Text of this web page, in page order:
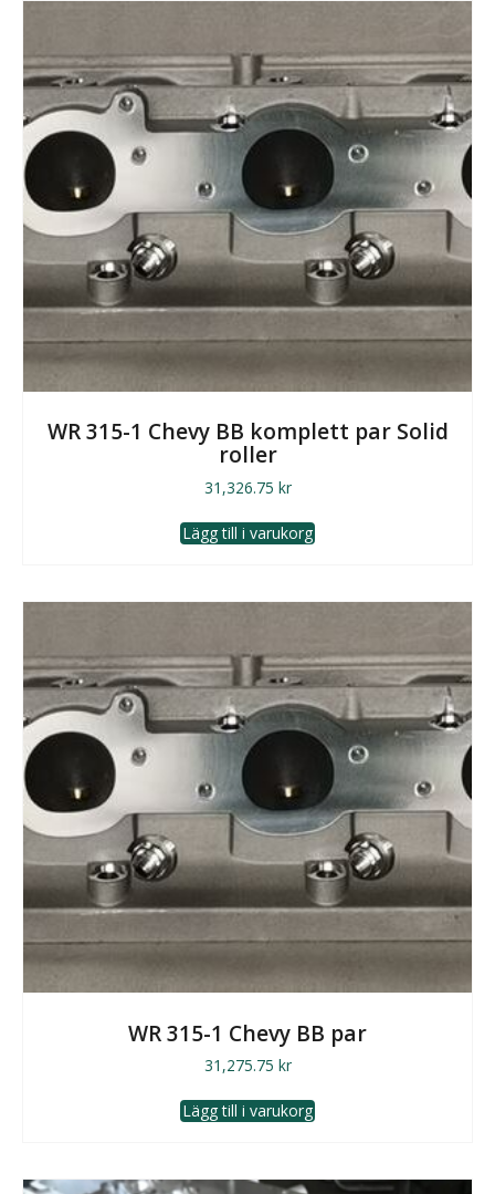
WR 315-1 Chevy BB komplett par Solid
roller
31,326.75 kr
Lägg till i varukorg
WR 315-1 Chevy BB par
31,275.75 kr
Lägg till i varukorg